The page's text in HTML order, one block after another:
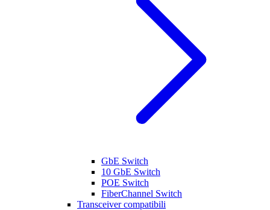
GbE Switch
10 GbE Switch
POE Switch
FiberChannel Switch
Transceiver compatibili